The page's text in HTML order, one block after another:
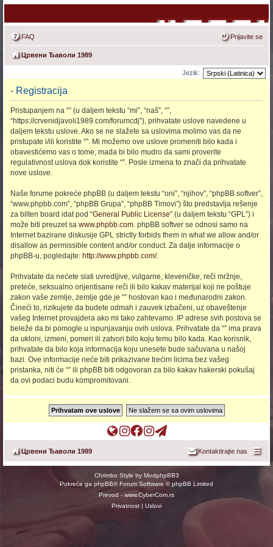
FAQ Prijavite se
Црвени Ђаволи 1989
Jezik:
- Registracija
Pristupanjem na “” (u daljem tekstu “mi”, “naš”, “”,
“https://crvenidjavoli1989.com/forumcdj”), prihvatate uslove navedene u
daljem tekstu uslove. Ako se ne slažete sa uslovima molimo vas da ne
pristupate i/ili koristite “”. Mi možemo ove uslove promeniti bilo kada i
obavestićemo vas o tome, mada bi bilo mudro da sami proverite
regulativnost uslova dok koristite “”. Posle izmena to znači da prihvatate
nove uslove.
Naše forume pokreće phpBB (u daljem tekstu “oni”, “njihov”, “phpBB softver”,
“www.phpbb.com”, “phpBB Grupa”, “phpBB Timovi”) što predstavlja rešenje
za bilten board idat pod “General Public License” (u daljem tekstu “GPL”) i
može biti preuzet sa www.phpbb.com. phpBB softver se odnosi samo na
Internet bazirane diskusije GPL strictly forbids them in what we allow and/or
disallow as permissible content and/or conduct. Za dalje informacije o
phpBB-u, pogledajte: http://www.phpbb.com/.
Prihvatate da nećete slati uvredljive, vulgarne, kleveničke, reči mržnje,
preteće, seksualno orijentisane reči ili bilo kakav materijal koji ne poštuje
zakon vaše zemlje, zemlje gde je “” hostovan kao i međunarodni zakon.
Čineći to, rizikujete da budete odmah i zauvek izbačeni, uz obaveštenje
vašeg Internet provajdera ako mi tako zahtevamo. IP adrese svih postova se
beleže da bi pomogle u ispunjavanju ovih uslova. Prihvatate da “” ima prava
da ukloni, izmeni, pomeri ili zatvori bilo koju temu bilo kada. Kao korisnik,
prihvatate da bilo koja informacija koju unesete bude sačuvana u našoj
bazi. Ove informacije neće biti prikazivane trećim licima bez vašeg
pristanka, niti će “” ili phpBB biti odgovoran za bilo kakav hakerski pokušaj
da ovi podaci budu kompromitovani.
П
о
е
т
н
Ц
Ђ
о
п
O
О
ф
ц
и
О
ф
ц
и
а
т
е
е
г
Црвени Ђаволи 1989 Kontaktirajte nas
Chrimbo Style by ModphpBB3
Pokreće ga phpBB® Forum Software © phpBB Limited
Prevod - www.CyberCom.rs
Privatnost | Uslovi